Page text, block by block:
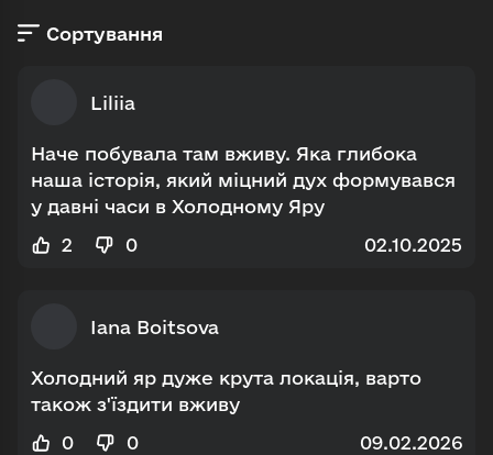
Сортування
Спочатку новіші
Спочатку старіші
Liliia
Наче побувала там вживу. Яка глибока
наша історія, який міцний дух формувався
у давні часи в Холодному Яру
2
0 02.10.2025
Iana Boitsova
Холодний яр дуже крута локація, варто
також з'їздити вживу
0
0 09.02.2026